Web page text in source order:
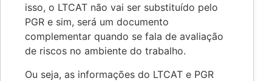
isso, o LTCAT não vai ser substituído pelo
PGR e sim, será um documento
complementar quando se fala de avaliação
de riscos no ambiente do trabalho.
Ou seja, as informações do LTCAT e PGR